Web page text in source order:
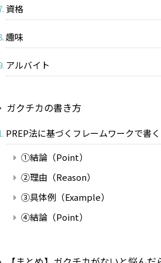
資格
趣味
アルバイト
ガクチカの書き方
PREP法に基づくフレームワークで書く
①結論（Point）
②理由（Reason）
③具体例（Example）
④結論（Point）